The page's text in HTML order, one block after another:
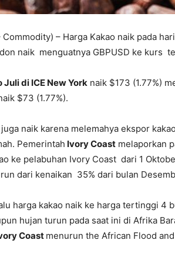
– Harga Kakao naik pada
naik menguatnya GBPUSD ke kurs
Juli di ICE New York naik $173 (1.77%)
$73 (1.77%).
naik karena melemahya ekspor
Pemerintah Ivory Coast melaporkan
ke pelabuhan Ivory Coast dari 1
dari kenaikan 35% dari bulan
harga kakao naik ke harga tertinggi 4
hujan turun pada saat ini di Afrika
Coast menurun the African Flood